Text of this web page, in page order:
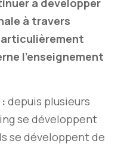
à développer
à travers
l’enseignement
depuis plusieurs
se développent
se développent de